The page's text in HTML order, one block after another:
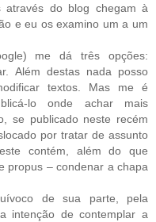
através do blog chegam à
e eu os examino um a um
me dá três opções:
Além destas nada posso
textos. Mas me é
lo onde achar mais
se publicado neste recém
por tratar de assunto
contém, além do que
propus – condenar a chapa
de sua parte, pela
intenção de contemplar a